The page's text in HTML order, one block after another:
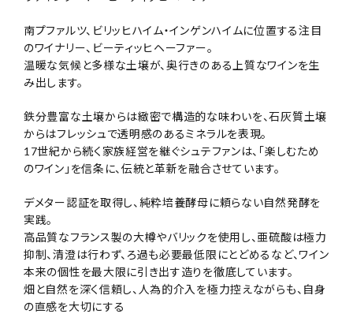
南プファルツ、ビリッヒハイム・インゲンハイムに位置する注目
のワイナリー、ビーティッヒヘーファー。
温暖な気候と多様な土壌が、奥行きのある上質なワインを生
み出します。
鉄分豊富な土壌からは緻密で構造的な味わいを、石灰質土壌
からはフレッシュで透明感のあるミネラルを表現。
17世紀から続く家族経営を継ぐシュテファンは、「楽しむため
のワイン」を信条に、伝統と革新を融合させています。
デメター認証を取得し、純粋培養酵母に頼らない自然発酵を
実践。
高品質なフランス製の大樽やバリックを使用し、亜硫酸は極力
抑制、清澄は行わず、ろ過も必要最低限にとどめるなど、ワイン
本来の個性を最大限に引き出す造りを徹底しています。
畑と自然を深く信頼し、人為的介入を極力控えながらも、自身
の直感を大切にする